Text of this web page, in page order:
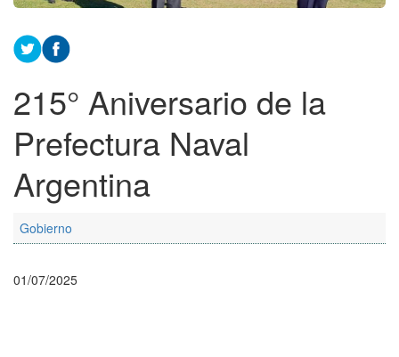
215° Aniversario de la
Prefectura Naval
Argentina
Gobierno
01/07/2025